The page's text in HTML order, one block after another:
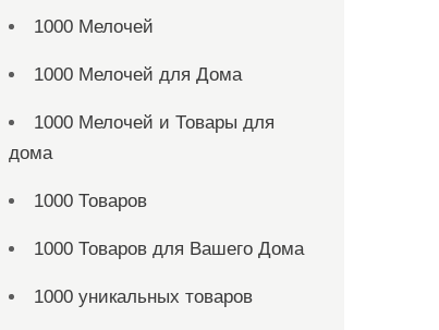
1000 Мелочей
1000 Мелочей для Дома
1000 Мелочей и Товары для
дома
1000 Товаров
1000 Товаров для Вашего Дома
1000 уникальных товаров